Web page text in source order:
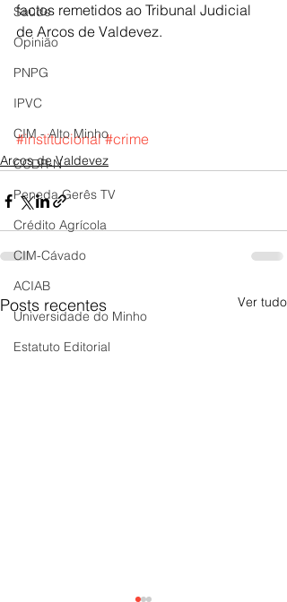
Saúde
Opinião
PNPG
IPVC
CIM - Alto Minho
CCDR-N
Peneda Gerês TV
Crédito Agrícola
CIM-Cávado
ACIAB
Universidade do Minho
Estatuto Editorial
factos remetidos ao Tribunal Judicial
de Arcos de Valdevez.
#institucional #crime
Arcos de Valdevez
Posts recentes Ver tudo